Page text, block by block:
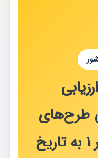
طرح‌های
سرمایه‌گذاری (تجدید نظر 1 به تاریخ